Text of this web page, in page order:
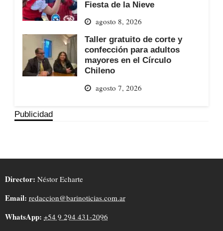
Fiesta de la Nieve
agosto 8, 2026
Taller gratuito de corte y
confección para adultos
mayores en el Círculo
Chileno
agosto 7, 2026
Publicidad
Director: Néstor Echarte
Email: redaccion@barinoticias.com.ar
WhatsApp: +54 9 294 431-2096